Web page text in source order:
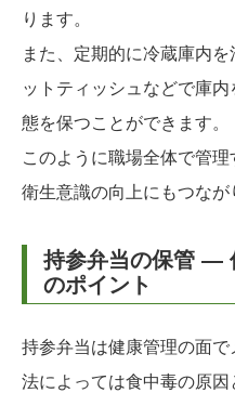
ります。
また、定期的に冷蔵庫内
ットティッシュなどで庫
態を保つことができます。
このように職場全体で管理
衛生意識の向上にもつなが
持参弁当の保管 ―
のポイント
持参弁当は健康管理の面
法によっては食中毒の原因